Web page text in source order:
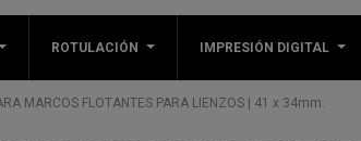
ROTULACIÓN IMPRESIÓN DIGITAL
MARCOS FLOTANTES PARA LIENZOS | 41 x 34mm.